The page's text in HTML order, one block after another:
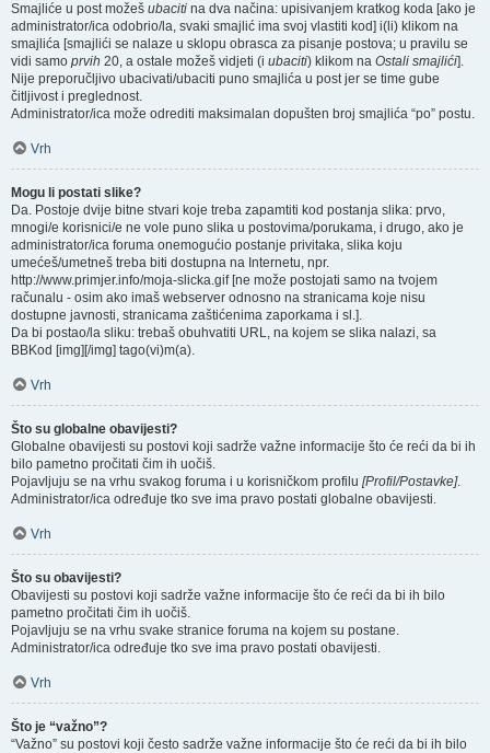
Smajliće u post možeš ubaciti na dva načina: upisivanjem kratkog koda [ako je
administrator/ica odobrio/la, svaki smajlić ima svoj vlastiti kod] i(li) klikom na
smajlića [smajlići se nalaze u sklopu obrasca za pisanje postova; u pravilu se
vidi samo prvih 20, a ostale možeš vidjeti (i ubaciti) klikom na Ostali smajlići].
Nije preporučljivo ubacivati/ubaciti puno smajlića u post jer se time gube
čitljivost i preglednost.
Administrator/ica može odrediti maksimalan dopušten broj smajlića “po” postu.
Vrh
Mogu li postati slike?
Da. Postoje dvije bitne stvari koje treba zapamtiti kod postanja slika: prvo,
mnogi/e korisnici/e ne vole puno slika u postovima/porukama, i drugo, ako je
administrator/ica foruma onemogućio postanje privitaka, slika koju
umećeš/umetneš treba biti dostupna na Internetu, npr.
http://www.primjer.info/moja-slicka.gif [ne može postojati samo na tvojem
računalu - osim ako imaš webserver odnosno na stranicama koje nisu
dostupne javnosti, stranicama zaštićenima zaporkama i sl.].
Da bi postao/la sliku: trebaš obuhvatiti URL, na kojem se slika nalazi, sa
BBKod [img][/img] tago(vi)m(a).
Vrh
Što su globalne obavijesti?
Globalne obavijesti su postovi koji sadrže važne informacije što će reći da bi ih
bilo pametno pročitati čim ih uočiš.
Pojavljuju se na vrhu svakog foruma i u korisničkom profilu [Profil/Postavke].
Administrator/ica određuje tko sve ima pravo postati globalne obavijesti.
Vrh
Što su obavijesti?
Obavijesti su postovi koji sadrže važne informacije što će reći da bi ih bilo
pametno pročitati čim ih uočiš.
Pojavljuju se na vrhu svake stranice foruma na kojem su postane.
Administrator/ica određuje tko sve ima pravo postati obavijesti.
Vrh
Što je “važno”?
“Važno” su postovi koji često sadrže važne informacije što će reći da bi ih bilo